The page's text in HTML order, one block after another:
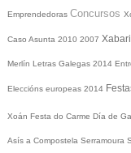
Emprendedoras Concursos
Caso Asunta 2010 2007
Merlín Letras Galegas 2014
Eleccións europeas 2014
Xoán Festa do Carme Día de
Asís a Compostela Serramoura